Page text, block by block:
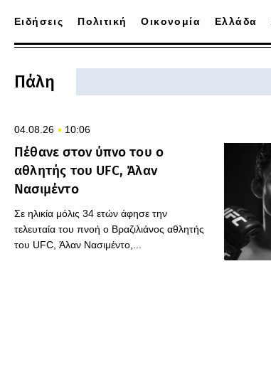
Ειδήσεις Πολιτική Οικονομία Ελλάδα
Πάλη
04.08.26 10:06
Πέθανε στον ύπνο του ο
αθλητής του UFC, Άλαν
Νασιμέντο
Σε ηλικία μόλις 34 ετών άφησε την
τελευταία του πνοή ο Βραζιλιάνος αθλητής
του UFC, Άλαν Νασιμέντο,...